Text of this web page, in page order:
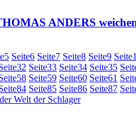
ANDERS
5 Seite6 Seite7 Seite8 Seite9 Seite
32 Seite33 Seite34 Seite35
58 Seite59 Seite60 Seite61
84 Seite85 Seite86 Seite87